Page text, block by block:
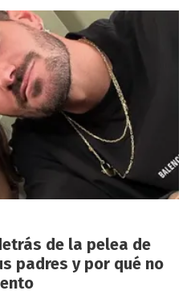
de la pelea de
padres y por qué no